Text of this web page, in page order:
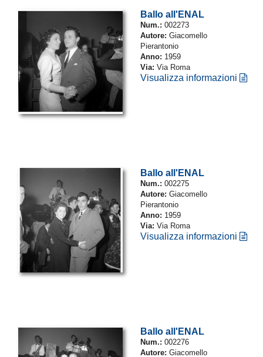
Ballo all'ENAL
Num.: 002273
Autore: Giacomello
Pierantonio
Anno: 1959
Via: Via Roma
Visualizza informazioni
Ballo all'ENAL
Num.: 002275
Autore: Giacomello
Pierantonio
Anno: 1959
Via: Via Roma
Visualizza informazioni
Ballo all'ENAL
Num.: 002276
Autore: Giacomello